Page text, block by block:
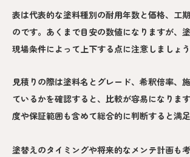
表は代表的な塗料種別の耐用年数と価格、工
のです。あくまで目安の数値になりますが、
現場条件によって上下する点に注意しましょう
見積りの際は塗料名とグレード、希釈倍率、
ているかを確認すると、比較が容易になりま
度や保証範囲も含めて総合的に判断すると満
塗替えのタイミングや将来的なメンテ計画も